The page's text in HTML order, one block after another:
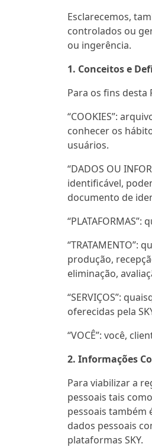
Esclarecemos,
controlados ou
ou ingerência.
1. Conceitos e
Para os fins desta
“COOKIES”:
conhecer os
usuários.
“DADOS OU
identificável,
documento de
produção,
eliminação,
“SERVIÇOS”:
oferecidas pela
“VOCÊ”: você,
2. Informações
Para viabilizar a
pessoais tais
pessoais também
dados pessoais
plataformas SKY.